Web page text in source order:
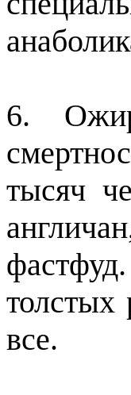
6.
тысяч
толстых
все.